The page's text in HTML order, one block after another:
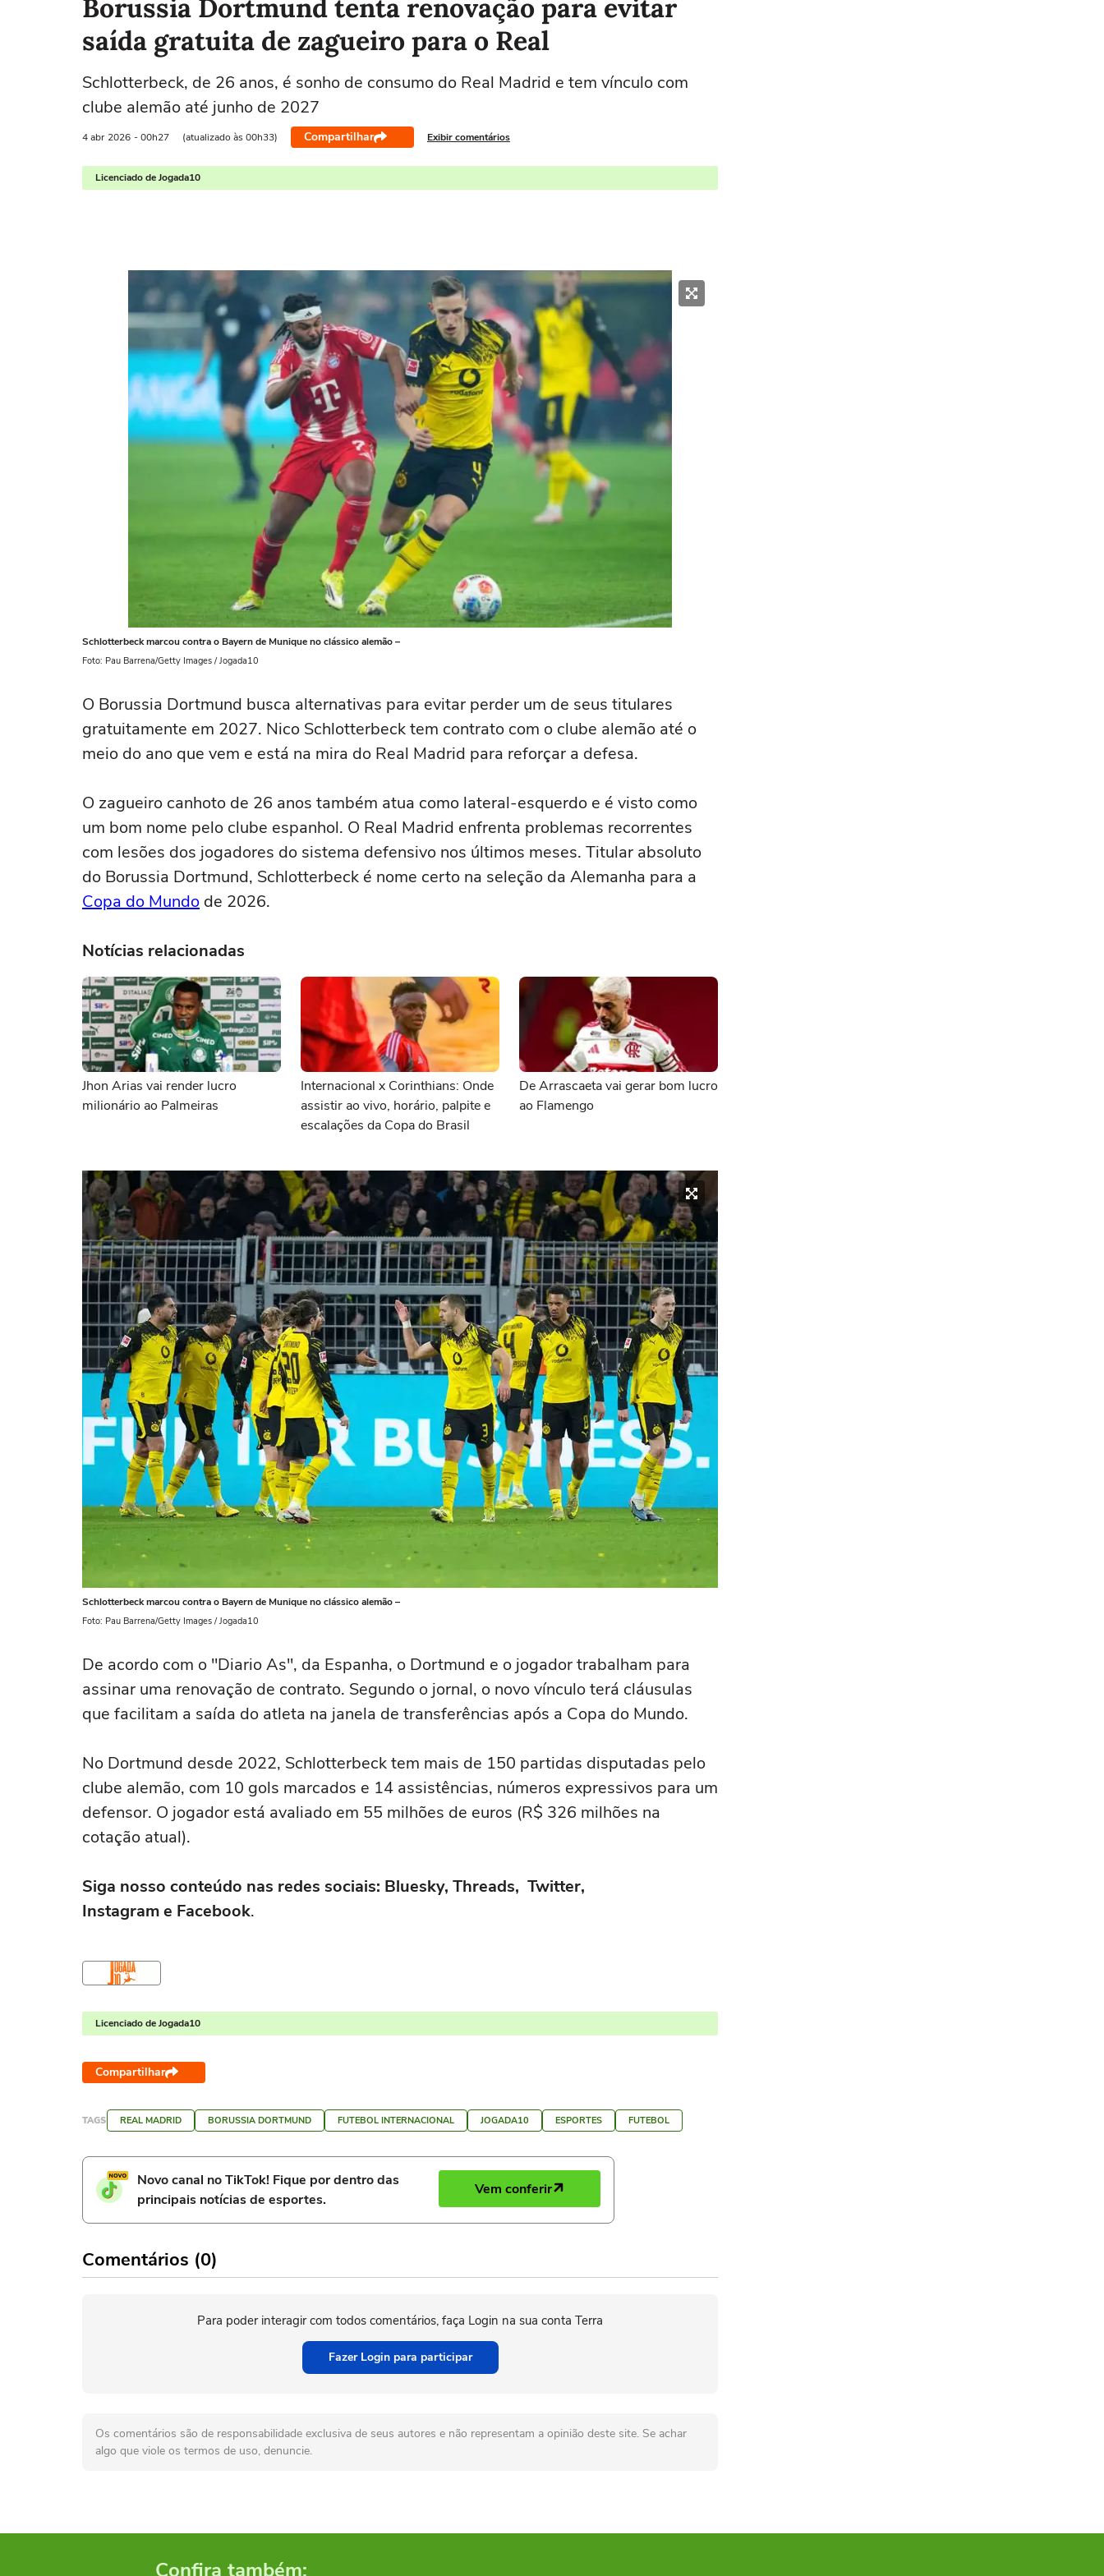
Borussia Dortmund tenta renovação para evitar
saída gratuita de zagueiro para o Real
Schlotterbeck, de 26 anos, é sonho de consumo do Real Madrid e tem vínculo com
clube alemão até junho de 2027
4 abr 2026 - 00h27 (atualizado às 00h33) Compartilhar Exibir comentários
Licenciado de Jogada10
Schlotterbeck marcou contra o Bayern de Munique no clássico alemão –
Foto: Pau Barrena/Getty Images / Jogada10
O Borussia Dortmund busca alternativas para evitar perder um de seus titulares
gratuitamente em 2027. Nico Schlotterbeck tem contrato com o clube alemão até o
meio do ano que vem e está na mira do Real Madrid para reforçar a defesa.
O zagueiro canhoto de 26 anos também atua como lateral-esquerdo e é visto como
um bom nome pelo clube espanhol. O Real Madrid enfrenta problemas recorrentes
com lesões dos jogadores do sistema defensivo nos últimos meses. Titular absoluto
do Borussia Dortmund, Schlotterbeck é nome certo na seleção da Alemanha para a
Copa do Mundo de 2026.
Notícias relacionadas
Jhon Arias vai render lucro
milionário ao Palmeiras
Internacional x Corinthians: Onde
assistir ao vivo, horário, palpite e
escalações da Copa do Brasil
De Arrascaeta vai gerar bom lucro
ao Flamengo
Schlotterbeck marcou contra o Bayern de Munique no clássico alemão –
Foto: Pau Barrena/Getty Images / Jogada10
De acordo com o "Diario As", da Espanha, o Dortmund e o jogador trabalham para
assinar uma renovação de contrato. Segundo o jornal, o novo vínculo terá cláusulas
que facilitam a saída do atleta na janela de transferências após a Copa do Mundo.
No Dortmund desde 2022, Schlotterbeck tem mais de 150 partidas disputadas pelo
clube alemão, com 10 gols marcados e 14 assistências, números expressivos para um
defensor. O jogador está avaliado em 55 milhões de euros (R$ 326 milhões na
cotação atual).
Siga nosso conteúdo nas redes sociais: Bluesky, Threads, Twitter,
Instagram e Facebook.
Licenciado de Jogada10
Compartilhar
TAGS REAL MADRID BORUSSIA DORTMUND FUTEBOL INTERNACIONAL JOGADA10 ESPORTES FUTEBOL
Novo canal no TikTok! Fique por dentro das
principais notícias de esportes.
Vem conferir
Comentários (0)
Para poder interagir com todos comentários, faça Login na sua conta Terra
Fazer Login para participar
Os comentários são de responsabilidade exclusiva de seus autores e não representam a opinião deste site. Se achar
algo que viole os termos de uso, denuncie.
Confira também: